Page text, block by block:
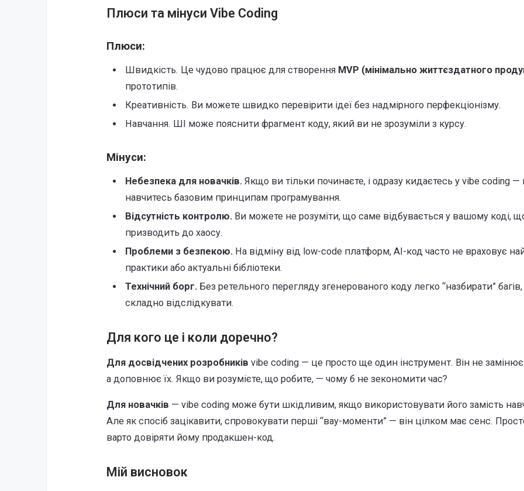
Плюси та мінуси Vibe Coding
Плюси:
Швидкість. Це чудово працює для створення MVP (мінімально життєздатного
прототипів.
Креативність. Ви можете швидко перевірити ідеї без надмірного перфекціонізму.
Навчання. ШІ може пояснити фрагмент коду, який ви не зрозуміли з курсу.
Мінуси:
Небезпека для новачків. Якщо ви тільки починаєте, і одразу кидаєтесь у vibe coding —
навчитесь базовим принципам програмування.
Відсутність контролю. Ви можете не розуміти, що саме відбувається у вашому коді,
призводить до хаосу.
Проблеми з безпекою. На відміну від low-code платформ, AI-код часто не враховує
практики або актуальні бібліотеки.
Технічний борг. Без ретельного перегляду згенерованого коду легко “назбирати” багів,
складно відслідкувати.
Для кого це і коли доречно?
Для досвідчених розробників vibe coding — це просто ще один інструмент. Він не
а доповнює їх. Якщо ви розумієте, що робите, — чому б не зекономити час?
Для новачків — vibe coding може бути шкідливим, якщо використовувати його замість
Але як спосіб зацікавити, спровокувати перші “вау-моменти” — він цілком має сенс.
варто довіряти йому продакшен-код.
Мій висновок